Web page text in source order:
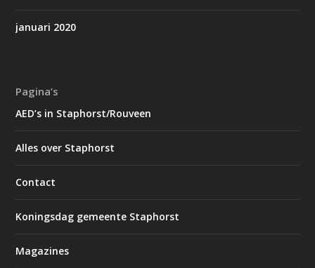
januari 2020
Pagina’s
AED’s in Staphorst/Rouveen
Alles over Staphorst
Contact
Koningsdag gemeente Staphorst
Magazines